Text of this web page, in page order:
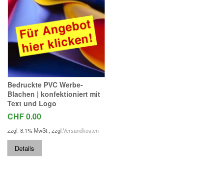
Bedruckte PVC Werbe-
Blachen | konfektioniert mit
Text und Logo
CHF 0.00
zzgl. 8.1% MwSt., zzgl.Versandkosten
Details